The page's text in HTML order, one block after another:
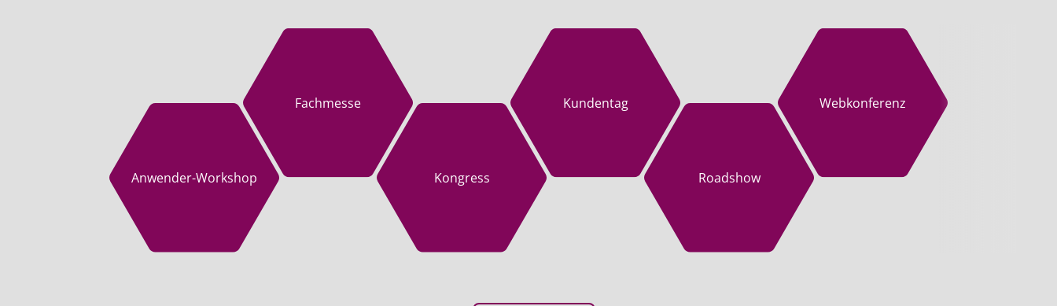
Anwender-Workshop
Fachmesse
Kongress
Kundentag
Roadshow
Webkonferenz